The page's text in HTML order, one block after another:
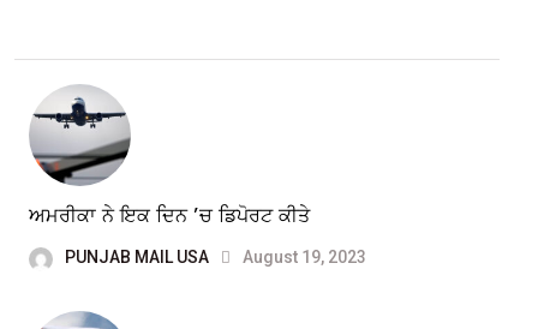
ਅਮਰੀਕਾ ਨੇ ਇਕ ਦਿਨ ’ਚ ਡਿਪੋਰਟ ਕੀਤੇ
PUNJAB MAIL USA August 19, 2023